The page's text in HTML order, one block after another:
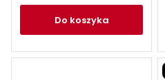
do koszyka